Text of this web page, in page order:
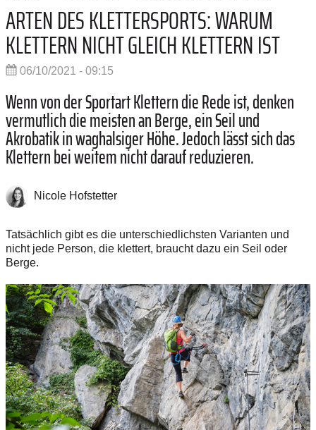
ARTEN DES KLETTERSPORTS: WARUM
KLETTERN NICHT GLEICH KLETTERN IST
06/10/2021 - 09:15
Wenn von der Sportart Klettern die Rede ist, denken
vermutlich die meisten an Berge, ein Seil und
Akrobatik in waghalsiger Höhe. Jedoch lässt sich das
Klettern bei weitem nicht darauf reduzieren.
Nicole Hofstetter
Tatsächlich gibt es die unterschiedlichsten Varianten und
nicht jede Person, die klettert, braucht dazu ein Seil oder
Berge.